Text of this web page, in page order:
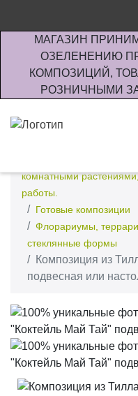
МАГАЗИН
ОЗЕЛЕНЕНИЮ
КОМПОЗИЦИЙ,
РОЗНИЧНЫМИ
комнатными
работы.
Готовые композиции
Флорариумы,
стеклянные формы
Композиция из
подвесная или